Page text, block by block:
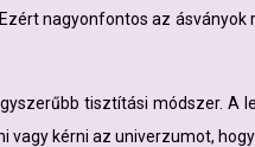
nagyonfontos az
tisztítási módszer. A
vagy kérni az univerzumot,